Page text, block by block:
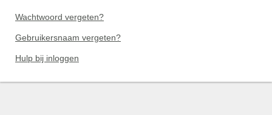
Wachtwoord vergeten?
Gebruikersnaam vergeten?
Hulp bij inloggen